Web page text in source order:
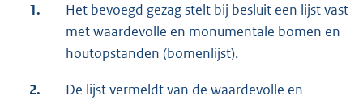
1.
Het bevoegd gezag stelt bij besluit een lijst vast
met waardevolle en monumentale bomen en
houtopstanden (bomenlijst).
2.
De lijst vermeldt van de waardevolle en